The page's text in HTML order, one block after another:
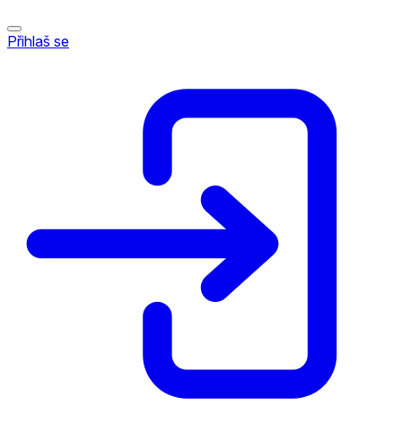
Přihlaš se